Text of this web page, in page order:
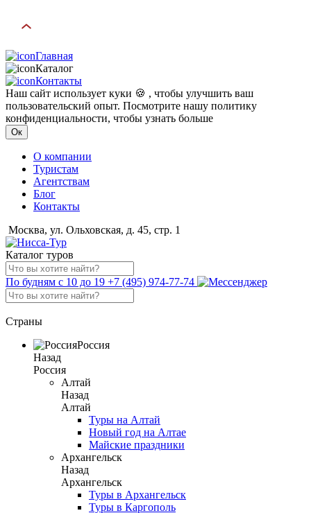
Главная
Каталог
Контакты
Наш сайт использует куки 🍪 , чтобы улучшить ваш
пользовательский опыт. Посмотрите нашу политику
конфиденциальности, чтобы узнать больше
Ок
О компании
Туристам
Агентствам
Блог
Контакты
Москва, ул. Ольховская, д. 45, стр. 1
Каталог туров
По будням с 10 до 19 +7 (495) 974-77-74
Страны
Россия
Назад
Россия
Алтай
Назад
Алтай
Туры на Алтай
Новый год на Алтае
Майские праздники
Архангельск
Назад
Архангельск
Туры в Архангельск
Туры в Каргополь